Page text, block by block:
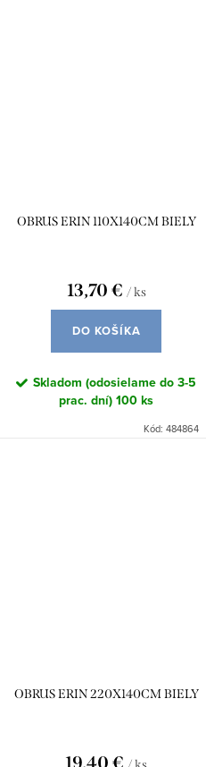
OBRUS ERIN 110X140CM BIELY
13,70 € / ks
DO KOŠÍKA
Skladom (odosielame do 3-5
prac. dní)100 ks
Kód: 484864
OBRUS ERIN 220X140CM BIELY
19,40 €